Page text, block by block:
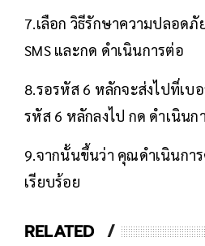
7.เลือก วิธีรักษาความปลอด
SMS และกด ดำเนินการต่อ
8.รอรหัส 6 หลักจะส่งไปที่เบ
รหัส 6 หลักลงไป กด ดำเนินก
9.จากนั้นขึ้นว่า คุณดำเนินกา
เรียบร้อย
RELATED